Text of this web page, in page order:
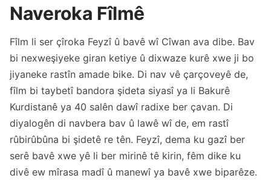
Naveroka Fîlmê
Fîlm li ser çîroka Feyzî û bavê wî Cîwan ava dibe. Bav
bi nexweşiyeke giran ketiye û dixwaze kurê xwe ji bo
jiyaneke rastîn amade bike. Di nav vê çarçoveyê de,
fîlm bi taybetî bandora şideta siyasî ya li Bakurê
Kurdistanê ya 40 salên dawî radixe ber çavan. Di
diyalogên di navbera bav û lawê wî de, em rastî
rûbirûbûna bi şidetê re tên. Feyzî, dema ku gazî ber
serê bavê xwe yê li ber mirinê tê kirin, fêm dike ku
divê ew mîrasa madî û manewî ya bavê xwe biparêze.